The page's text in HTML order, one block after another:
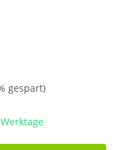
gespart)